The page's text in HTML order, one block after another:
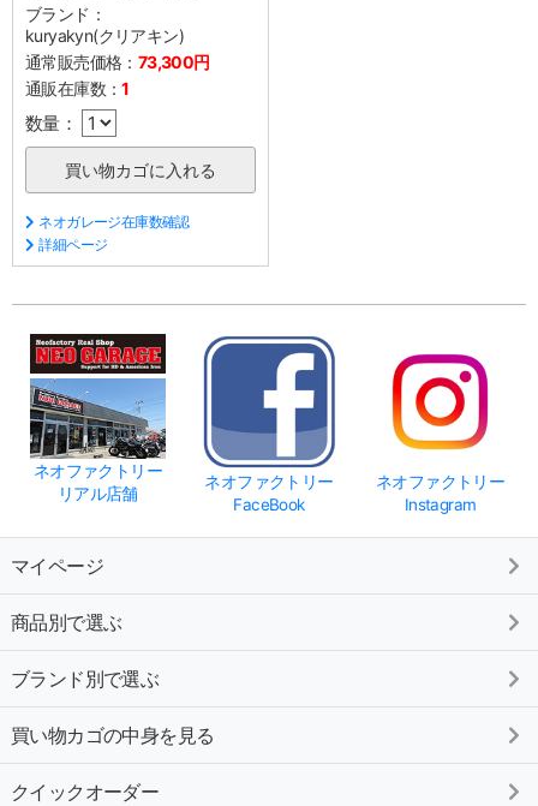
ブランド：
kuryakyn(クリアキン)
通常販売価格： 73,300円
通販在庫数：1
数量：
ネオガレージ在庫数確認
詳細ページ
ネオファクトリー
リアル店舗
ネオファクトリー
FaceBook
ネオファクトリー
Instagram
マイページ
商品別で選ぶ
ブランド別で選ぶ
買い物カゴの中身を見る
クイックオーダー